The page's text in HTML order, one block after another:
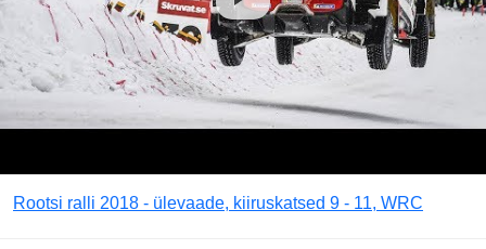
Rootsi ralli 2018 - ülevaade, kiiruskatsed 9 - 11, WRC